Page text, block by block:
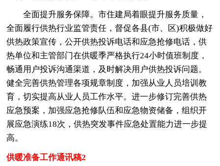
全面提升服务保障。市住建局着眼提升服务质量，
全面履行供热行业监管责任，督促各县(市、区)积极做好
供热政策宣传，公开供热投诉电话和应急抢修电话，供
热单位和主管部门在供暖季严格执行24小时值班制度，
畅通用户投诉沟通渠道，及时解决用户供热投诉问题。
健全完善供热管理各项规章制度，加强从业人员培训教
育，切实提高从业人员工作水平。进一步修订完善供热
应急预案，加强应急抢修队伍和应急物资储备，组织开
展应急演练18次，供热突发事件应急处置能力进一步提
高。
供暖准备工作通讯稿2